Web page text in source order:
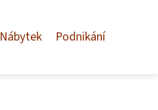
Nábytek Podnikání